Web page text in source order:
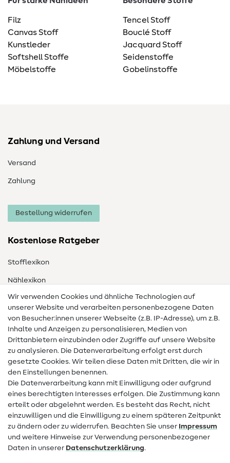
Filz
Canvas Stoff
Kunstleder
Softshell Stoffe
Möbelstoffe
Tencel Stoff
Bouclé Stoff
Jacquard Stoff
Seidenstoffe
Gobelinstoffe
Zahlung und Versand
Versand
Zahlung
Bestellung widerrufen
Kostenlose Ratgeber
Stofflexikon
Nählexikon
Nähanleitungen
Hilfe & Kontakt
Kontakt
Infos zum Betreiberwechsel
Widerrufsrecht
Beliebt
Stoffe
Wir verwenden Cookies und ähnliche Technologien auf
unserer Website und verarbeiten personenbezogene Daten
von Besucher:innen unserer Webseite (z.B. IP-Adresse), um z.B.
Inhalte und Anzeigen zu personalisieren, Medien von
Drittanbietern einzubinden oder Zugriffe auf unsere Website
zu analysieren. Die Datenverarbeitung erfolgt erst durch
gesetzte Cookies. Wir teilen diese Daten mit Dritten, die wir in
den Einstellungen benennen.
Die Datenverarbeitung kann mit Einwilligung oder aufgrund
eines berechtigten Interesses erfolgen. Die Zustimmung kann
erteilt oder abgelehnt werden. Es besteht das Recht, nicht
einzuwilligen und die Einwilligung zu einem späteren Zeitpunkt
zu ändern oder zu widerrufen. Beachten Sie unser Impressum
und weitere Hinweise zur Verwendung personenbezogener
Daten in unserer Daten­schutz­erklärung.